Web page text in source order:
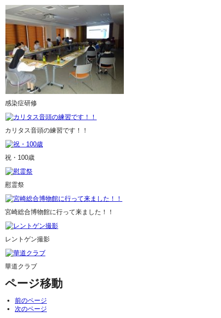
感染症研修
カリタス音頭の練習です！！
祝・100歳
慰霊祭
宮崎総合博物館に行って来ました！！
レントゲン撮影
華道クラブ
ページ移動
前のページ
次のページ